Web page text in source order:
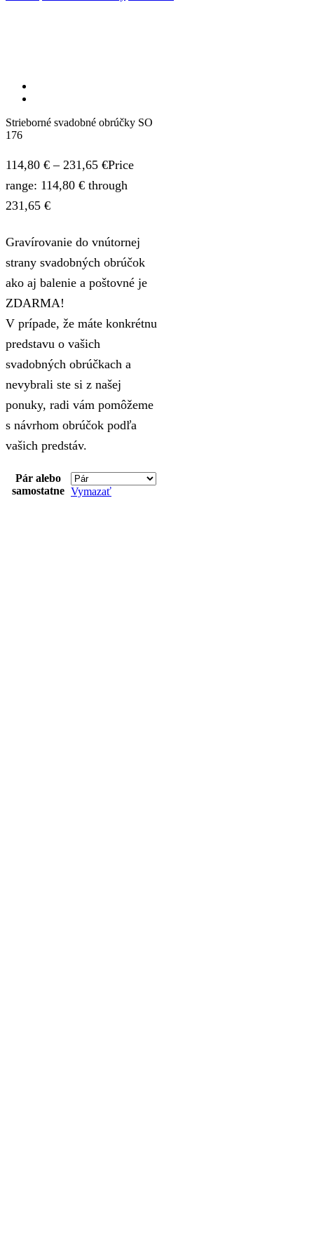
Strieborné svadobné obrúčky SO
176
114,80 € – 231,65 €Price
range: 114,80 € through
231,65 €
Gravírovanie do vnútornej
strany svadobných obrúčok
ako aj balenie a poštovné je
ZDARMA!
V prípade, že máte konkrétnu
predstavu o vašich
svadobných obrúčkach a
nevybrali ste si z našej
ponuky, radi vám pomôžeme
s návrhom obrúčok podľa
vašich predstáv.
Pár alebo
samostatne Vymazať